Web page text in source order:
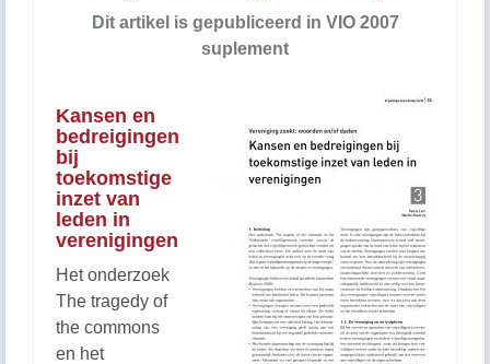
Dit artikel is gepubliceerd in VIO 2007
suplement
Kansen en
bedreigingen
bij
toekomstige
inzet van
leden in
verenigingen
Het onderzoek
The tragedy of
the commons
en het